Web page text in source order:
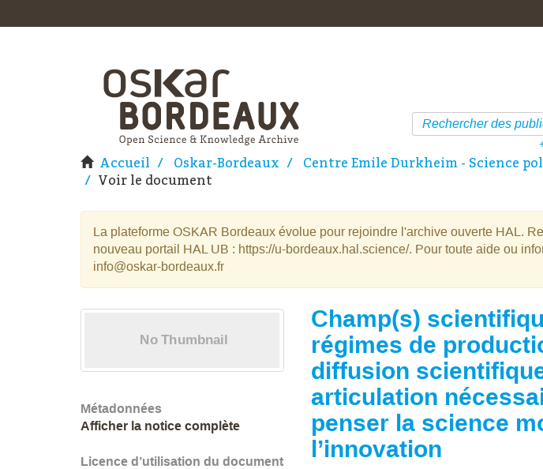
Accueil Oskar-Bordeaux
Centre Emile Durkheim - Science
Voir le document
La plateforme OSKAR Bordeaux évolue pour rejoindre l'archive ouverte HAL.
nouveau portail HAL UB : https://u-bordeaux.hal.science/. Pour toute aide ou
info@oskar-bordeaux.fr
Métadonnées
Afficher la notice complète
Licence d’utilisation du document
Champ(s)
régimes de
diffusion
articulation
penser la science
l’innovation